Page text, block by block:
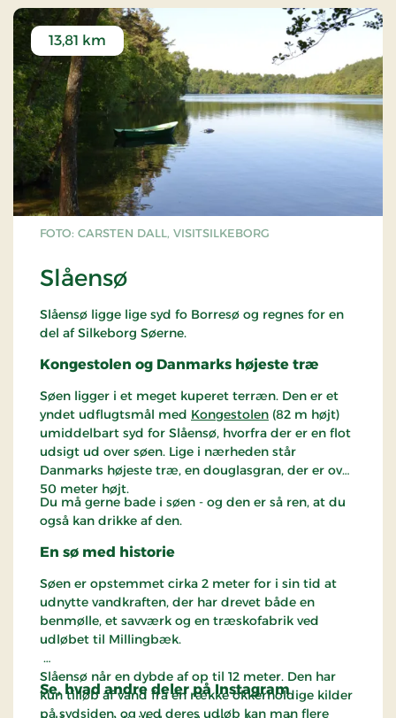
FOTO: CARSTEN DALL, VISITSILKEBORG
Slåensø
13,81 km
Slåensø ligge lige syd fo Borresø og regnes for en
del af Silkeborg Søerne.
Kongestolen og Danmarks højeste træ
Søen ligger i et meget kuperet terræn. Den er et
yndet udflugtsmål med Kongestolen (82 m højt)
umiddelbart syd for Slåensø, hvorfra der er en flot
udsigt ud over søen. Lige i nærheden står
Danmarks højeste træ, en douglasgran, der er over
50 meter højt.
Du må gerne bade i søen - og den er så ren, at du
også kan drikke af den.
En sø med historie
Søen er opstemmet cirka 2 meter for i sin tid at
udnytte vandkraften, der har drevet både en
benmølle, et savværk og en træskofabrik ved
udløbet til Millingbæk.
Slåensø når en dybde af op til 12 meter. Den har
kun tilløb af vand fra en række okkerholdige kilder
på sydsiden, og ved deres udløb kan man flere
Se, hvad andre deler på Instagram